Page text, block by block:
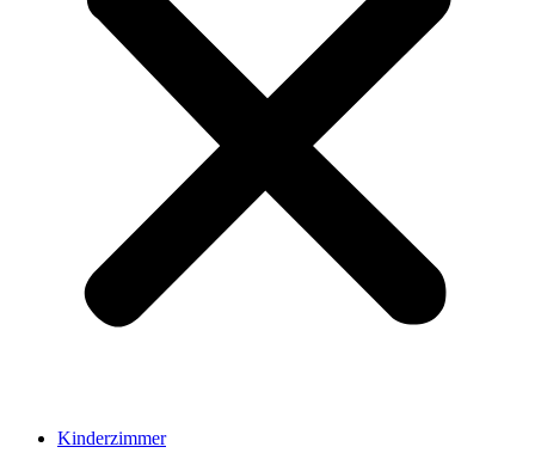
Kinderzimmer